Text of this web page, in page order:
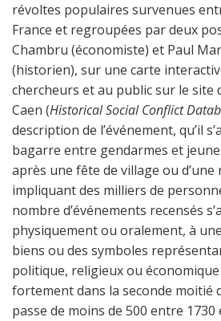
révoltes populaires survenues
France et regroupées par deux
Chambru (économiste) et Paul
(historien), sur une carte
chercheurs et au public sur le site
Caen (Historical Social Conflict
description de l’événement, qu’il
bagarre entre gendarmes et
après une fête de village ou
impliquant des milliers de
nombre d’événements recensés
physiquement ou oralement, à
biens ou des symboles
politique, religieux ou
fortement dans la seconde moitié
passe de moins de 500 entre 1730